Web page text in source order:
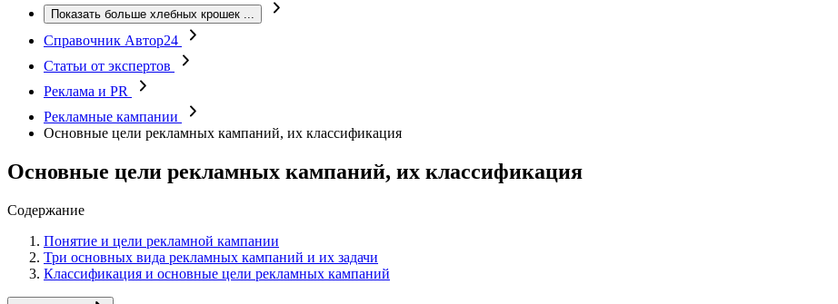
Показать больше хлебных крошек ...
Справочник Автор24
Статьи от экспертов
Реклама и PR
Рекламные кампании
Основные цели рекламных кампаний, их классификация
Основные цели рекламных кампаний, их классификация
Содержание
Понятие и цели рекламной кампании
Три основных вида рекламных кампаний и их задачи
Классификация и основные цели рекламных кампаний